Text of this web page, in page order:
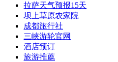
拉萨天气预报15天
坝上草原农家院
成都旅行社
三峡游轮官网
酒店预订
旅游推薦